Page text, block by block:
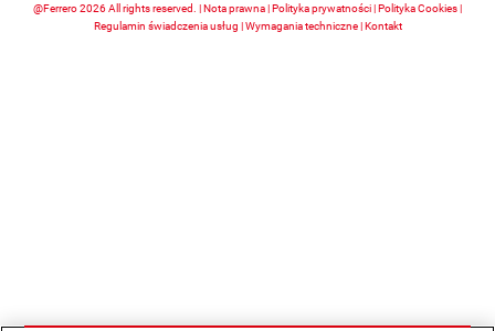
@Ferrero 2026 All rights reserved. Nota prawna Polityka prywatności Polityka Cookies
Regulamin świadczenia usług
Wymagania techniczne Kontakt